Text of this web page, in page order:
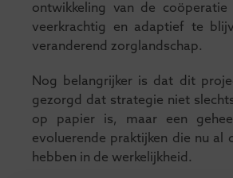
ontwikkeling van de coöperatie
veerkrachtig en adaptief te
veranderend zorglandschap.
Nog belangrijker is dat dit
gezorgd dat strategie niet
op papier is, maar een
evoluerende praktijken die nu al
hebben in de werkelijkheid.